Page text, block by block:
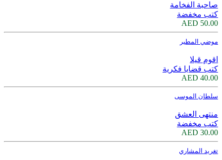
صاحبة الفخامة
كتب مخفضة
50.00 AED
موضي المطير
اقوم قيلا
كتب قضايا فكرية
40.00 AED
سلطان الموسى
منتهى العشق
كتب مخفضة
30.00 AED
تغريد المشاري